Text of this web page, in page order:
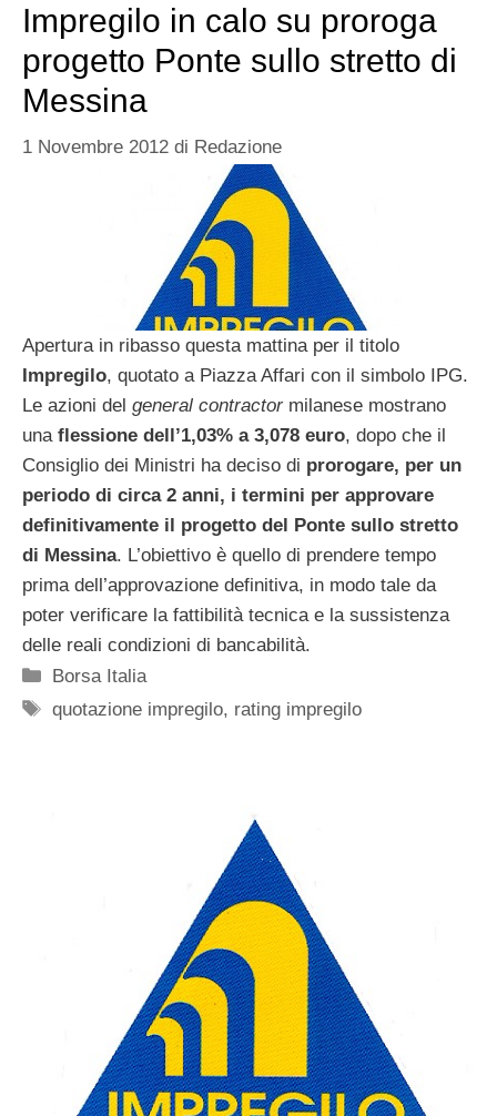
Impregilo in calo su proroga
progetto Ponte sullo stretto di
Messina
1 Novembre 2012 di Redazione
Apertura in ribasso questa mattina per il titolo
Impregilo, quotato a Piazza Affari con il simbolo IPG.
Le azioni del general contractor milanese mostrano
una flessione dell’1,03% a 3,078 euro, dopo che il
Consiglio dei Ministri ha deciso di prorogare, per un
periodo di circa 2 anni, i termini per approvare
definitivamente il progetto del Ponte sullo stretto
di Messina. L’obiettivo è quello di prendere tempo
prima dell’approvazione definitiva, in modo tale da
poter verificare la fattibilità tecnica e la sussistenza
delle reali condizioni di bancabilità.
Categorie
Borsa Italia
Tag
quotazione impregilo, rating impregilo